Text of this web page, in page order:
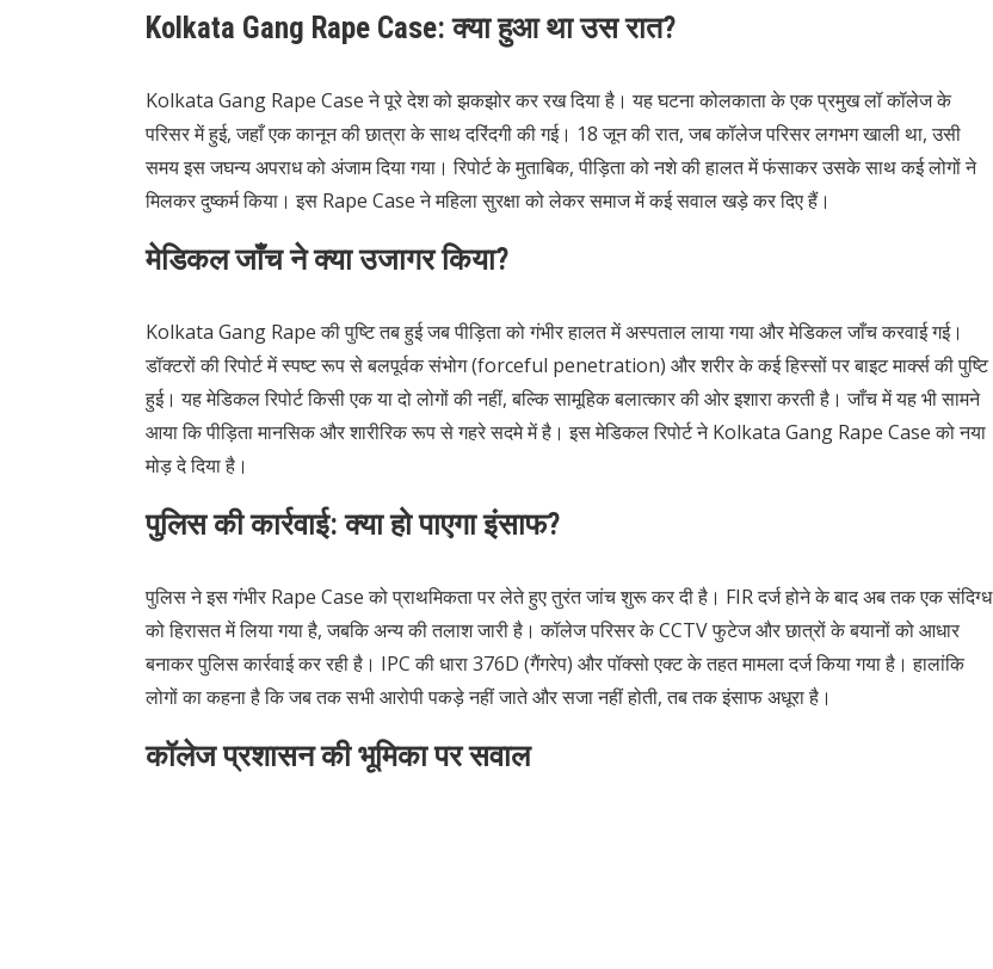
Kolkata Gang Rape Case: क्या हुआ था उस रात?
Kolkata Gang Rape Case ने पूरे देश को झकझोर कर रख दिया है। यह घटना कोलकाता के एक प्रमुख लॉ कॉलेज के
परिसर में हुई, जहाँ एक कानून की छात्रा के साथ दरिंदगी की गई। 18 जून की रात, जब कॉलेज परिसर लगभग खाली था, उसी
समय इस जघन्य अपराध को अंजाम दिया गया। रिपोर्ट के मुताबिक, पीड़िता को नशे की हालत में फंसाकर उसके साथ कई लोगों ने
मिलकर दुष्कर्म किया। इस Rape Case ने महिला सुरक्षा को लेकर समाज में कई सवाल खड़े कर दिए हैं।
मेडिकल जाँच ने क्या उजागर किया?
Kolkata Gang Rape की पुष्टि तब हुई जब पीड़िता को गंभीर हालत में अस्पताल लाया गया और मेडिकल जाँच करवाई गई।
डॉक्टरों की रिपोर्ट में स्पष्ट रूप से बलपूर्वक संभोग (forceful penetration) और शरीर के कई हिस्सों पर बाइट मार्क्स की पुष्टि
हुई। यह मेडिकल रिपोर्ट किसी एक या दो लोगों की नहीं, बल्कि सामूहिक बलात्कार की ओर इशारा करती है। जाँच में यह भी सामने
आया कि पीड़िता मानसिक और शारीरिक रूप से गहरे सदमे में है। इस मेडिकल रिपोर्ट ने Kolkata Gang Rape Case को नया
मोड़ दे दिया है।
पुलिस की कार्रवाई: क्या हो पाएगा इंसाफ?
पुलिस ने इस गंभीर Rape Case को प्राथमिकता पर लेते हुए तुरंत जांच शुरू कर दी है। FIR दर्ज होने के बाद अब तक एक संदिग्ध
को हिरासत में लिया गया है, जबकि अन्य की तलाश जारी है। कॉलेज परिसर के CCTV फुटेज और छात्रों के बयानों को आधार
बनाकर पुलिस कार्रवाई कर रही है। IPC की धारा 376D (गैंगरेप) और पॉक्सो एक्ट के तहत मामला दर्ज किया गया है। हालांकि
लोगों का कहना है कि जब तक सभी आरोपी पकड़े नहीं जाते और सजा नहीं होती, तब तक इंसाफ अधूरा है।
कॉलेज प्रशासन की भूमिका पर सवाल